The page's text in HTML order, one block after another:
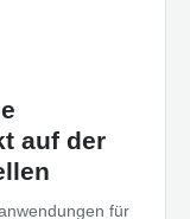
auf der
für